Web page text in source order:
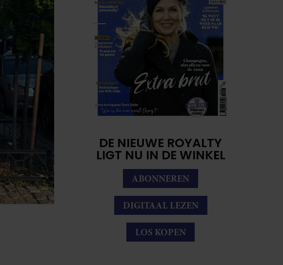
DE NIEUWE ROYALTY
LIGT NU IN DE WINKEL
ABONNEREN
DIGITAAL LEZEN
LOS KOPEN